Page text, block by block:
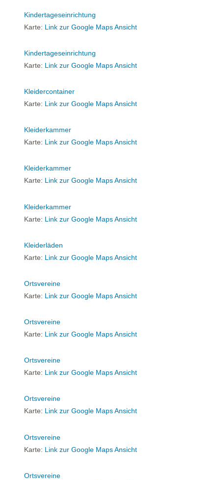
Kindertageseinrichtung
Karte: Link zur Google Maps Ansicht
Kindertageseinrichtung
Karte: Link zur Google Maps Ansicht
Kleidercontainer
Karte: Link zur Google Maps Ansicht
Kleiderkammer
Karte: Link zur Google Maps Ansicht
Kleiderkammer
Karte: Link zur Google Maps Ansicht
Kleiderkammer
Karte: Link zur Google Maps Ansicht
Kleiderläden
Karte: Link zur Google Maps Ansicht
Ortsvereine
Karte: Link zur Google Maps Ansicht
Ortsvereine
Karte: Link zur Google Maps Ansicht
Ortsvereine
Karte: Link zur Google Maps Ansicht
Ortsvereine
Karte: Link zur Google Maps Ansicht
Ortsvereine
Karte: Link zur Google Maps Ansicht
Ortsvereine